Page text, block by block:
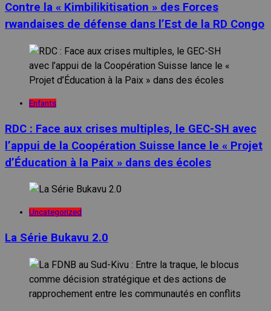
Contre la « Kimbilikitisation » des Forces
rwandaises de défense dans l’Est de la RD Congo
Enfants
RDC : Face aux crises multiples, le GEC-SH avec
l’appui de la Coopération Suisse lance le « Projet
d’Éducation à la Paix » dans des écoles
Uncategorized
La Série Bukavu 2.0